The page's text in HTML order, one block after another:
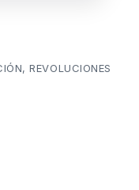
REVOLUCIONES